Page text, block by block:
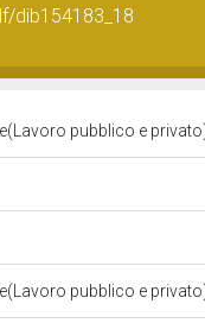
dib154183_18
pubblico e
pubblico e